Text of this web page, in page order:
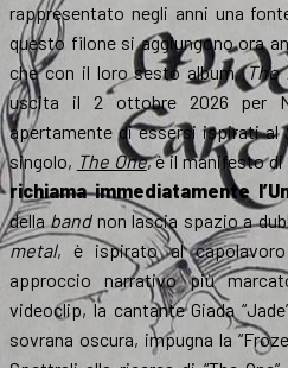
rappresentato negli anni una
questo filone si aggiungono ora
che con il loro sesto album,The
uscita il 2 ottobre 2026 per
apertamente di essersi ispirati al
singolo, The One, è il manifesto
richiama immediatamente
dellabandnon lascia spazio a
metal, è ispirato al
approccio narrativo più
videoclip, la cantante Giada
sovrana oscura, impugna la